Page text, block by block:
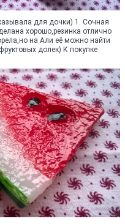
для дочки) 1. Сочная
хорошо,резинка отлично
на Али её можно найти
долек) К покупке